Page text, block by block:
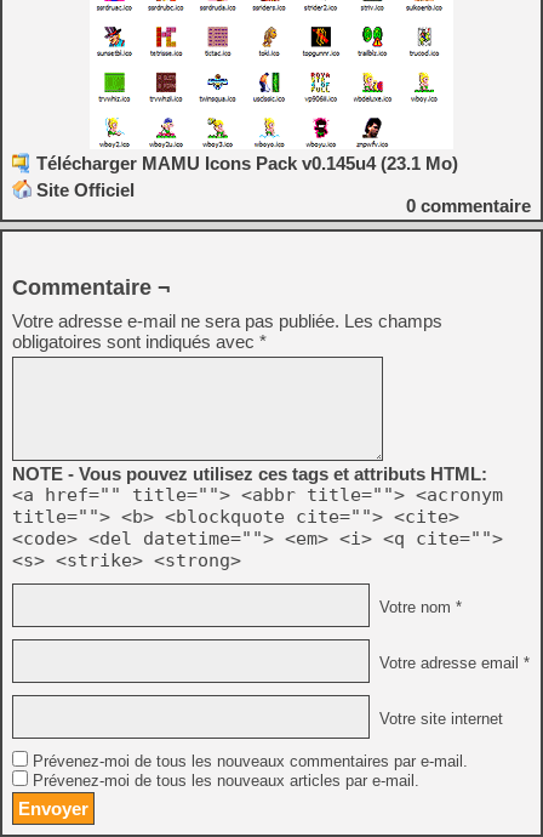
Télécharger MAMU Icons Pack v0.145u4 (23.1 Mo)
Site Officiel
0 commentaire
Commentaire ¬
Votre adresse e-mail ne sera pas publiée. Les champs
obligatoires sont indiqués avec *
NOTE - Vous pouvez utilisez ces tags et attributs HTML:
<a href="" title=""> <abbr title=""> <acronym
title=""> <b> <blockquote cite=""> <cite>
<code> <del datetime=""> <em> <i> <q cite="">
<s> <strike> <strong>
Votre nom *
Votre adresse email *
Votre site internet
Prévenez-moi de tous les nouveaux commentaires par e-mail.
Prévenez-moi de tous les nouveaux articles par e-mail.